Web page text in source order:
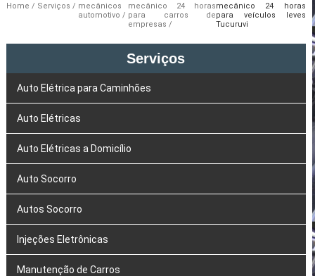
Home Serviços
mecânicos
automotivo
mecânico 24 horas
para carros de
empresas
mecânico 24 horas
para veículos leves
Tucuruvi
Serviços
Auto Elétrica para Caminhões
Auto Elétricas
Auto Elétricas a Domicílio
Auto Socorro
Autos Socorro
Injeções Eletrônicas
Manutenção de Carros